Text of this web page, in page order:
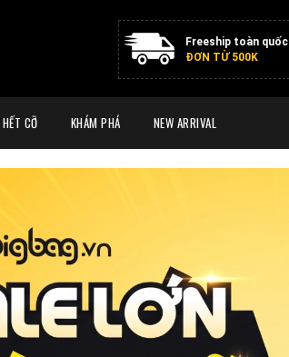
Freeship toàn quốc
ĐƠN TỪ 500K
CỠ KHÁM PHÁ NEW ARRIVAL